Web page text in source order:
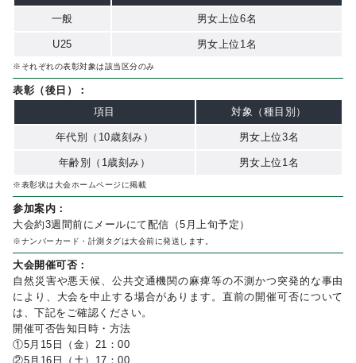
一般 男女上位6名
U25 男女上位1名
※それぞれの表彰対象は該当区分のみ
表彰（後日）：
項目
対象（種目別）
年代別（10歳刻み） 男女上位3名
年齢別（1歳刻み） 男女上位1名
※表彰状は大会ホームページに掲載
参加案内：
大会約3週間前にメールにて配信（5月上旬予定）
※ナンバーカード・計測タグは大会前に発送します。
大会開催可否：
自然災害や悪天候、公共交通機関の麻痺等の不測かつ突発的な事由
により、大会を中止する場合があります。直前の開催可否について
は、下記をご確認ください。
開催可否告知日時・方法
①5月15日（金）21：00
②5月16日（土）17：00